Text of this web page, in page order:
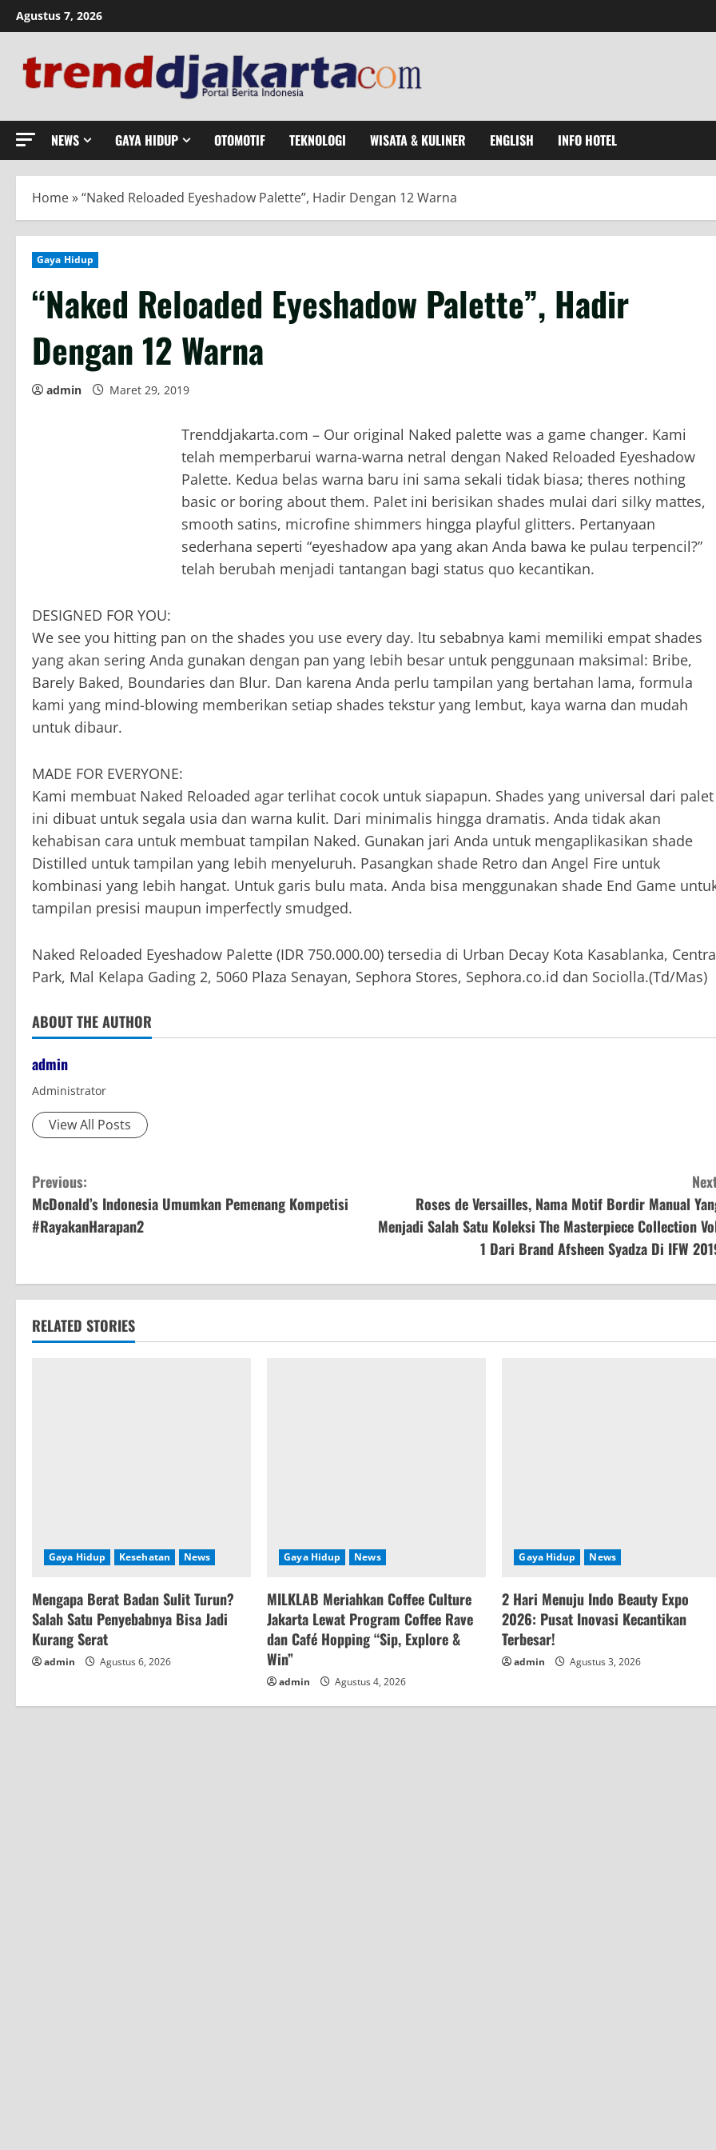
Skip
to
Agustus 7, 2026
NEWS GAYA HIDUP OTOMOTIF TEKNOLOGI WISATA & KULINER ENGLISH INFO HOTEL
Home»“Naked Reloaded Eyeshadow Palette”, Hadir Dengan 12 Warna
Gaya Hidup
“Naked Reloaded Eyeshadow Palette”, Hadir
Dengan 12 Warna
admin Maret 29, 2019
Trenddjakarta.com – Our original Naked palette was a game changer. Kami
telah memperbarui warna-warna netral dengan Naked Reloaded Eyeshadow
Palette. Kedua belas warna baru ini sama sekali tidak biasa; theres nothing
basic or boring about them. Palet ini berisikan shades mulai dari silky mattes,
smooth satins, microfine shimmers hingga playful glitters. Pertanyaan
sederhana seperti “eyeshadow apa yang akan Anda bawa ke pulau terpencil?”
telah berubah menjadi tantangan bagi status quo kecantikan.
DESIGNED FOR YOU:
We see you hitting pan on the shades you use every day. ltu sebabnya kami memiliki empat shades
yang akan sering Anda gunakan dengan pan yang Iebih besar untuk penggunaan maksimal: Bribe,
Barely Baked, Boundaries dan Blur. Dan karena Anda perlu tampilan yang bertahan lama, formula
kami yang mind-blowing memberikan setiap shades tekstur yang Iembut, kaya warna dan mudah
untuk dibaur.
MADE FOR EVERYONE:
Kami membuat Naked Reloaded agar terlihat cocok untuk siapapun. Shades yang universal dari palet
ini dibuat untuk segala usia dan warna kulit. Dari minimalis hingga dramatis. Anda tidak akan
kehabisan cara untuk membuat tampilan Naked. Gunakan jari Anda untuk mengaplikasikan shade
Distilled untuk tampilan yang Iebih menyeluruh. Pasangkan shade Retro dan Angel Fire untuk
kombinasi yang Iebih hangat. Untuk garis bulu mata. Anda bisa menggunakan shade End Game
tampilan presisi maupun imperfectly smudged.
Naked Reloaded Eyeshadow Palette (IDR 750.000.00) tersedia di Urban Decay Kota Kasablanka,
Park, Mal Kelapa Gading 2, 5060 Plaza Senayan, Sephora Stores, Sephora.co.id dan Sociolla.(Td/Mas)
ABOUT THE AUTHOR
admin
Administrator
View All Posts
C
o
t
i
n
i
n
g
Previous:
McDonald’s Indonesia Umumkan Pemenang Kompetisi
#RayakanHarapan2
Roses de Versailles, Nama Motif Bordir Manual
Menjadi Salah Satu Koleksi The Masterpiece Collection
1 Dari Brand Afsheen Syadza Di IFW
RELATED STORIES
Gaya Hidup Kesehatan News
Mengapa Berat Badan Sulit Turun?
Salah Satu Penyebabnya Bisa Jadi
Kurang Serat
admin Agustus 6, 2026
Gaya Hidup News
MILKLAB Meriahkan Coffee Culture
Jakarta Lewat Program Coffee Rave
dan Café Hopping “Sip, Explore &
Win”
admin Agustus 4, 2026
Gaya Hidup News
2 Hari Menuju Indo Beauty Expo
2026: Pusat Inovasi Kecantikan
Terbesar!
admin Agustus 3, 2026